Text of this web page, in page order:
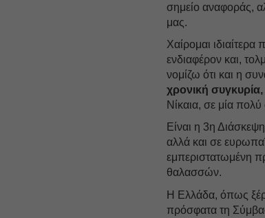
σημείο αναφοράς,
μας.
Χαίρομαι ιδιαίτερα
ενδιαφέρον και,
νομίζω ότι και η
χρονική συγκυρία,
Νίκαια, σε μία
Είναι η 3η
αλλά και σε
εμπεριστατωμένη
θαλασσών.
Η Ελλάδα, όπως
πρόσφατα τη